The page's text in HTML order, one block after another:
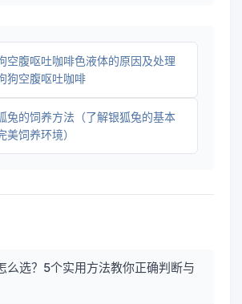
空腹呕吐咖啡色液体的原因及处理
狗空腹呕吐咖啡
兔的饲养方法（了解银狐兔的基本
美饲养环境）
么选？5个实用方法教你正确判断与